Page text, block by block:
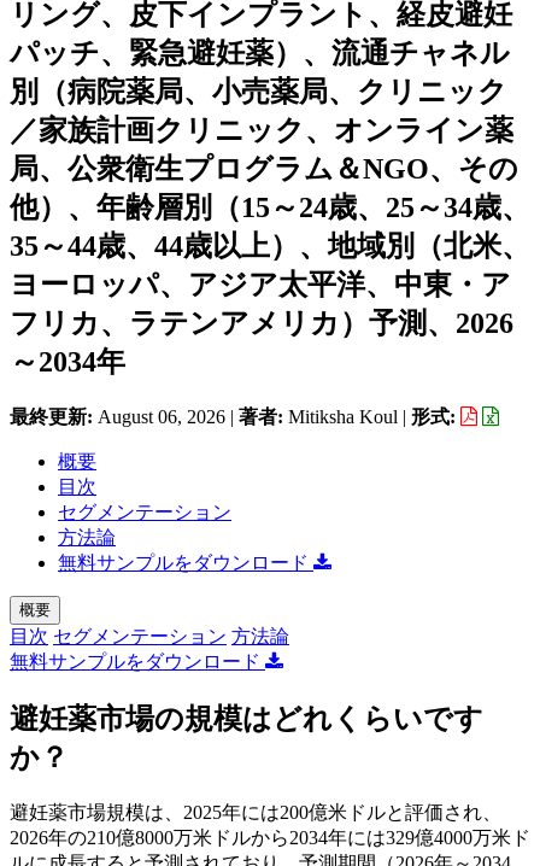
リング、皮下インプラント、経皮避妊
パッチ、緊急避妊薬）、流通チャネル
別（病院薬局、小売薬局、クリニック
／家族計画クリニック、オンライン薬
局、公衆衛生プログラム＆NGO、その
他）、年齢層別（15～24歳、25～34歳、
35～44歳、44歳以上）、地域別（北米、
ヨーロッパ、アジア太平洋、中東・ア
フリカ、ラテンアメリカ）予測、2026
～2034年
最終更新: August 06, 2026 | 著者: Mitiksha Koul | 形式:
概要
目次
セグメンテーション
方法論
無料サンプルをダウンロード
概要
目次 セグメンテーション 方法論
無料サンプルをダウンロード
避妊薬市場の規模はどれくらいです
か？
避妊薬市場規模は、2025年には200億米ドルと評価され、
2026年の210億8000万米ドルから2034年には329億4000万米ド